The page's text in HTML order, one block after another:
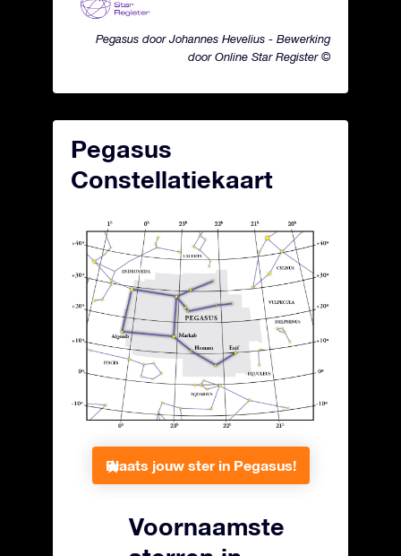
Pegasus door Johannes Hevelius - Bewerking
door Online Star Register ©
Pegasus
Constellatiekaart
Plaats jouw ster in Pegasus!
Voornaamste